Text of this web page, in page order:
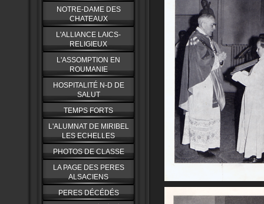
NOTRE-DAME DES
CHATEAUX
L'ALLIANCE LAICS-
RELIGIEUX
L'ASSOMPTION EN
ROUMANIE
HOSPITALITÉ N-D DE
SALUT
TEMPS FORTS
L'ALUMNAT DE MIRIBEL
LES ECHELLES
PHOTOS DE CLASSE
LA PAGE DES PERES
ALSACIENS
PERES DÉCÉDÉS